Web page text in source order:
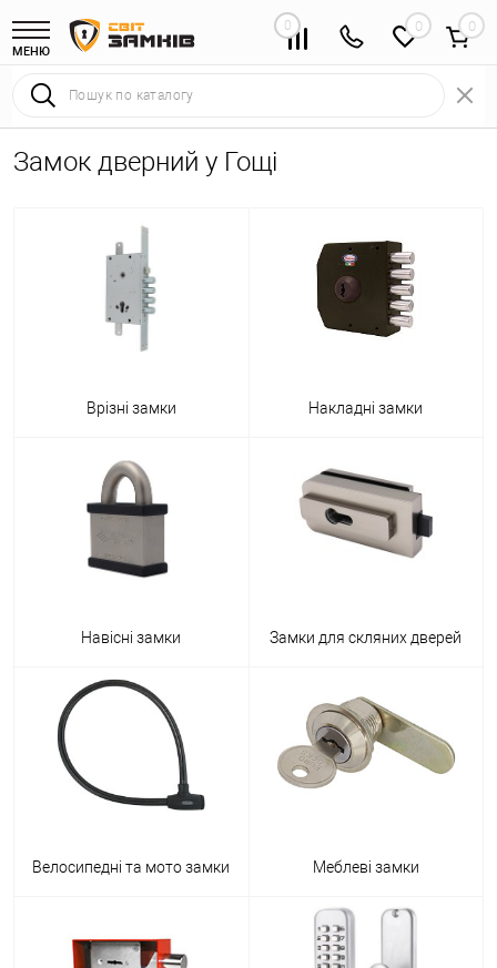
МЕНЮ
0 0
Замок дверний у Гощі
Врізні замки Накладні замки
Навісні замки Замки для скляних дверей
Велосипедні та мото замки Меблеві замки